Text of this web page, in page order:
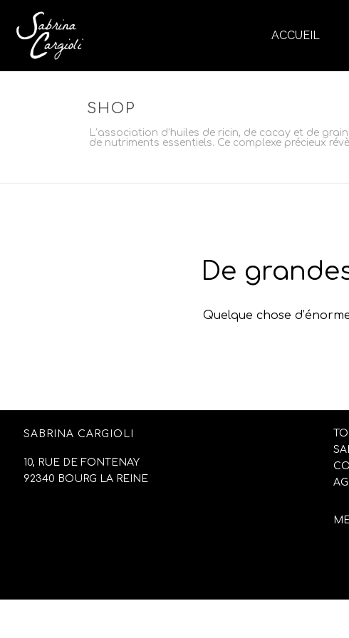
ACCUEIL
SHOP
L’association d’huiles de ricin, de cacay et de
de nutriments essentiels. Ce complexe précieux
De
Quelque chose
SABRINA CARGIOLI
10, RUE DE FONTENAY
92340 BOURG LA REINE